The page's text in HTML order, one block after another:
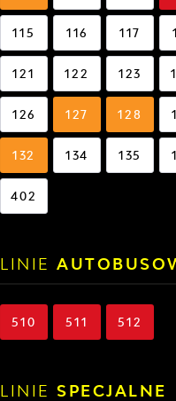
115 116 117
121 122 123
126 127 128
132 134 135
402
LINIE
510 511 512
LINIESPECJALNE